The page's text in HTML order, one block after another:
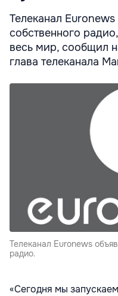
Телеканал
собственного
весь мир, сообщил
глава телеканала
Телеканал Euronews
радио.
«Сегодня мы